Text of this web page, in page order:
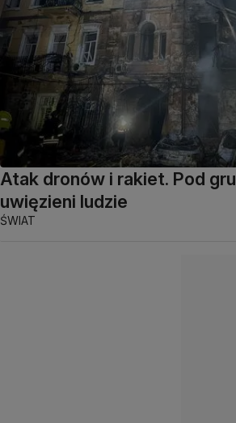
Atak dronów i rakiet. Pod
uwięzieni ludzie
ŚWIAT